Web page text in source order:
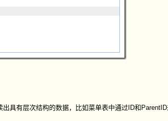
具有层次结构的数据，比如菜单表中通过ID和ParentID